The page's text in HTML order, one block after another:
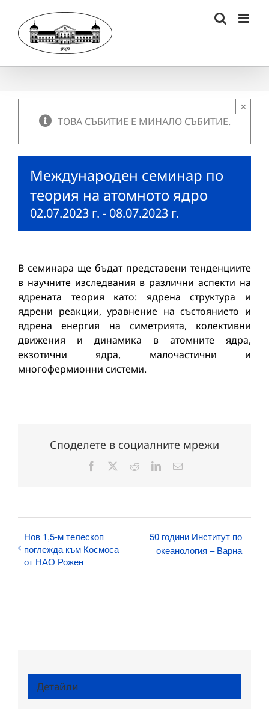
content
ТОВА СЪБИТИЕ Е МИНАЛО СЪБИТИЕ.
×
Mеждународен семинар по
теория на атомното ядро
02.07.2023 г. - 08.07.2023 г.
В семинара ще бъдат представени тенденциите
в научните изследвания в различни аспекти на
ядрената теория като: ядрена структура и
ядрени реакции, уравнение на състоянието и
ядрена енергия на симетрията, колективни
движения и динамика в атомните ядра,
екзотични ядра, малочастични и
многофермионни системи.
Споделете в социалните мрежи
Facebook RedditLinkedInЕлектронна
Нов 1,5-м телескоп
поглежда към Космоса
от НАО Рожен
50 години Институт по
океанология – Варна
Детайли